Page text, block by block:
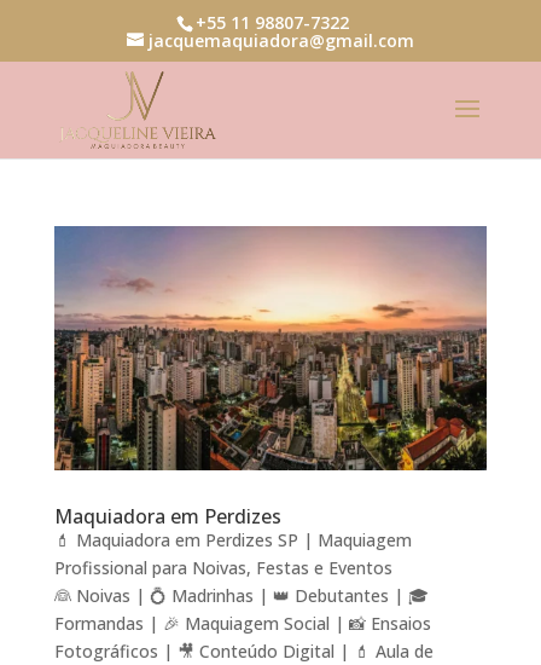
+55 11 98807-7322
jacquemaquiadora@gmail.com
Maquiadora em Perdizes
💄 Maquiadora em Perdizes SP | Maquiagem
Profissional para Noivas, Festas e Eventos
👰 Noivas | 💍 Madrinhas | 👑 Debutantes | 🎓
Formandas | 🎉 Maquiagem Social | 📸 Ensaios
Fotográficos | 🎥 Conteúdo Digital | 💄 Aula de